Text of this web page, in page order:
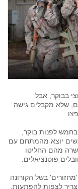
בבוקר, אבל
שלא מקבלים גישה
לפנות בוקר,
יוצא מהמתחם עם
עשרה מהם החליטו
בשל הקורונה
לצפות להפתעות.